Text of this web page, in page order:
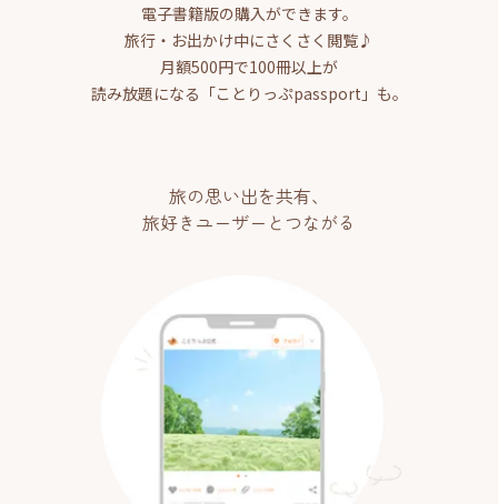
電子書籍版の購入ができます。
旅行・お出かけ中にさくさく閲覧♪
月額500円で100冊以上が
読み放題になる「ことりっぷpassport」も。
旅の思い出を共有、
旅好きユーザーとつながる